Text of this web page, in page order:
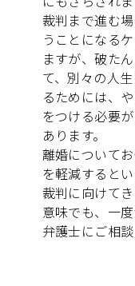
裁判まで進む
うことになる
ますが、破た
て、別々の人
るためには、
をつける必要
あります。
離婚について
を軽減するとい
裁判に向けて
意味でも、一
弁護士にご相